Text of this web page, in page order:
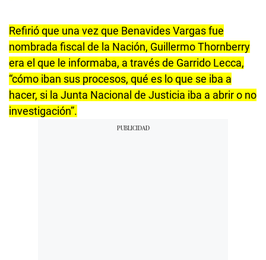
Refirió que una vez que Benavides Vargas fue
nombrada fiscal de la Nación, Guillermo Thornberry
era el que le informaba, a través de Garrido Lecca,
“cómo iban sus procesos, qué es lo que se iba a
hacer, si la Junta Nacional de Justicia iba a abrir o no
investigación”.